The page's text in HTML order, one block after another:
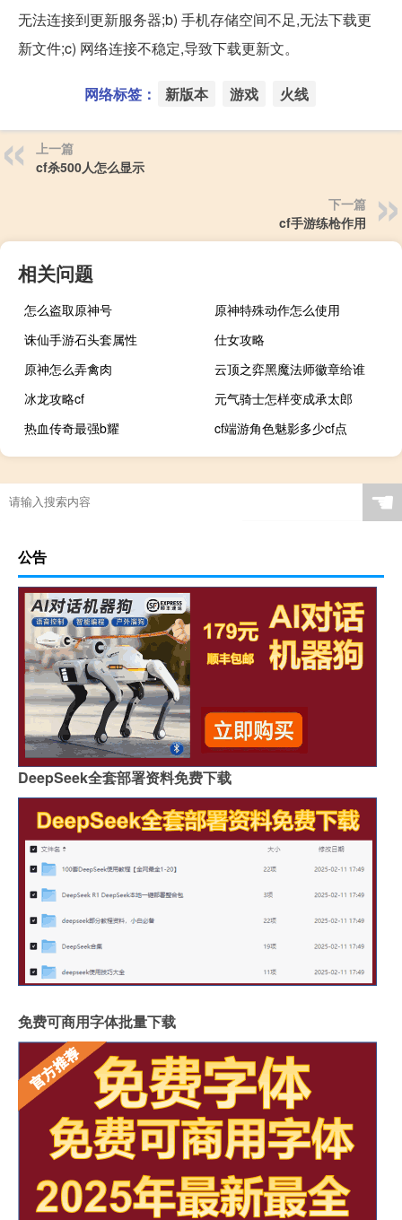
无法连接到更新服务器;b) 手机存储空间不足,无法下载更
新文件;c) 网络连接不稳定,导致下载更新文。
网络标签： 新版本 游戏 火线
上一篇
cf杀500人怎么显示
下一篇
cf手游练枪作用
相关问题
怎么盗取原神号
原神特殊动作怎么使用
诛仙手游石头套属性
仕女攻略
原神怎么弄禽肉
云顶之弈黑魔法师徽章给谁
冰龙攻略cf
元气骑士怎样变成承太郎
热血传奇最强b耀
cf端游角色魅影多少cf点
☚
公告
DeepSeek全套部署资料免费下载
免费可商用字体批量下载